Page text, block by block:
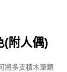
(附人偶)
將多支積木筆類